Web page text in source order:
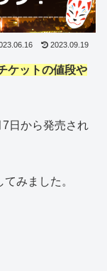
2023.09.19
ケットの値段や
日から発売され
みました。